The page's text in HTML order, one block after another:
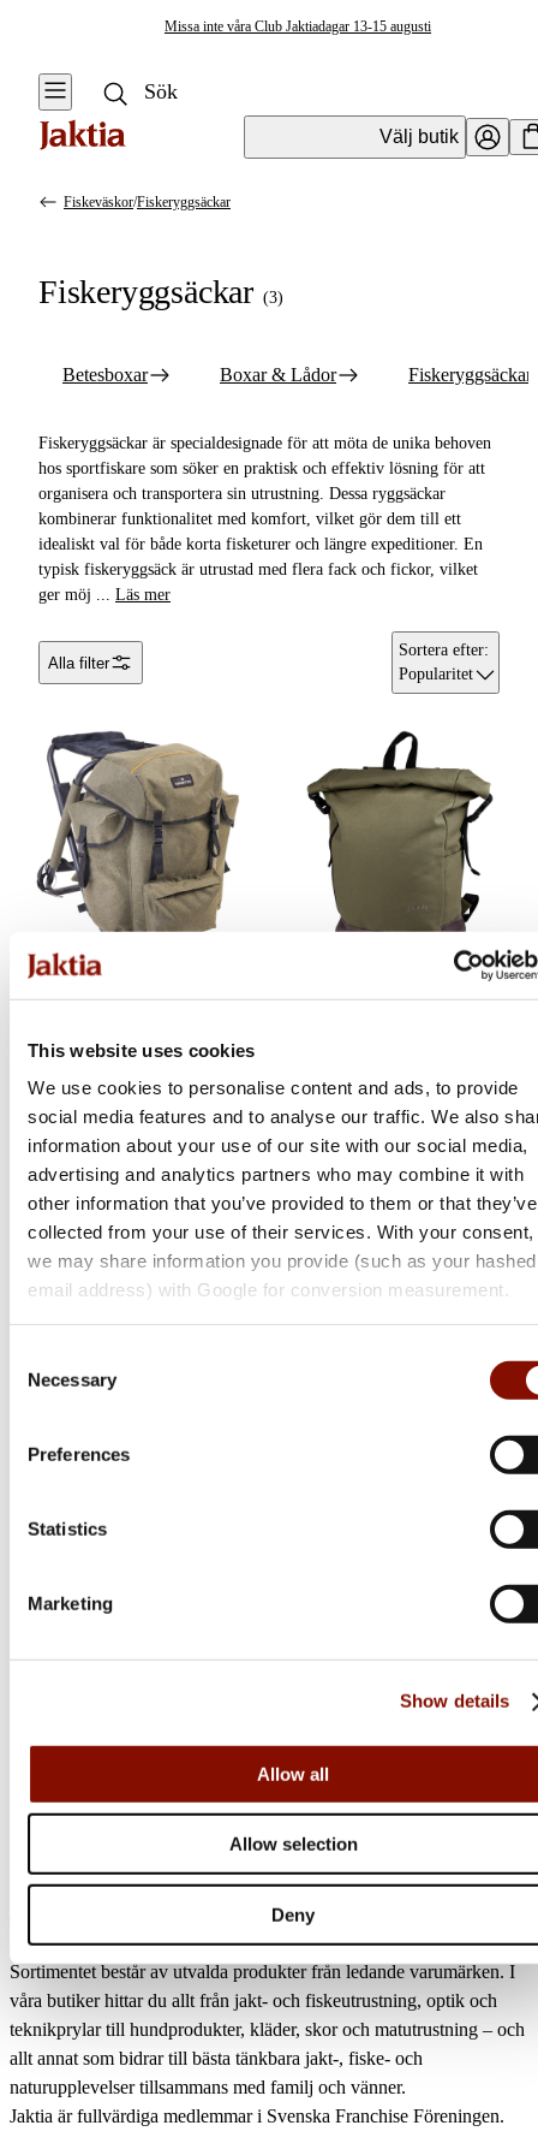
This website uses cookies
We use cookies to personalise content and ads, to provide
social media features and to analyse our traffic. We also
information about your use of our site with our social media,
advertising and analytics partners who may combine it with
other information that you’ve provided to them or that they’ve
collected from your use of their services. With your consent,
we may share information you provide (such as your hashed
email address) with Google for conversion measurement.
Selection
Necessary
Preferences
Statistics
Marketing
Show details
Allow all
Allow selection
Deny
Missa inte våra Club Jaktiadagar 13-15 augusti
Välj butik
Resväskor & Duffelbags
Krokbetesförvaring
Övrig Förvaring &
Väskor
Förvaringslådor &
Packboxar
Kylväskor &
Kylboxar
Rullväskor
Tote bags & Tygpåsar
Betesboxar & Lådor
Elektronikfodral
Skryllor
Käng- & Stövelväskor
Fiskeväskor
Spöförvaring &
Spöskydd
Fiskeväskor
Boxar & Lådor
Fiskeryggsäckar
Wallets
Sling Packs
Draglådor
Beteshinkar
Carryalls
Betesväskor
Fiskeväskor/Fiskeryggsäckar
Fiskeryggsäckar (3)
Betesboxar Boxar & Lådor Fiskeryggsäckar
Fiskeryggsäckar är specialdesignade för att möta de unika behoven
hos sportfiskare som söker en praktisk och effektiv lösning för att
organisera och transportera sin utrustning. Dessa ryggsäckar
kombinerar funktionalitet med komfort, vilket gör dem till ett
idealiskt val för både korta fisketurer och längre expeditioner. En
typisk fiskeryggsäck är utrustad med flera fack och fickor, vilket
ger möj ... Läs mer
Alla filter
Sortera efter:
Popularitet
Från 899 kr
Online: I lager
749 kr
Online: I lager
Backpack Chair
Från 599 kr
Jaktia
Nordens största kedja för jakt, fiske och fritid
Jaktia, som ingår i Burdock Outdoor Group, är en franchisekedja
med ett totalt 160-tal butiker i Norge, Sverige och i Danmark.
Sortimentet består av utvalda produkter från ledande varumärken. I
våra butiker hittar du allt från jakt- och fiskeutrustning, optik och
teknikprylar till hundprodukter, kläder, skor och matutrustning – och
allt annat som bidrar till bästa tänkbara jakt-, fiske- och
naturupplevelser tillsammans med familj och vänner.
Jaktia är fullvärdiga medlemmar i Svenska Franchise Föreningen.